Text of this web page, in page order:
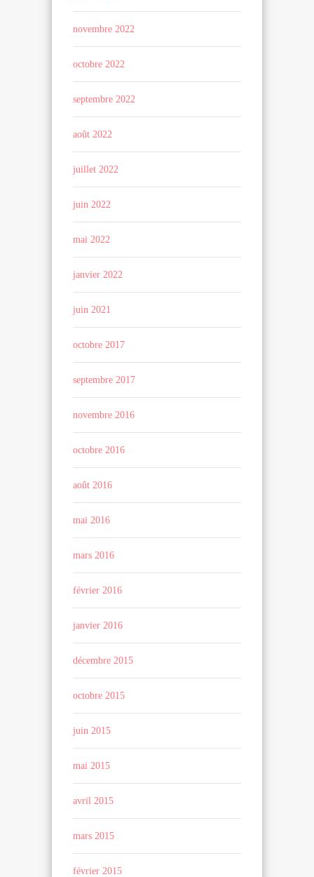
novembre 2022
octobre 2022
septembre 2022
août 2022
juillet 2022
juin 2022
mai 2022
janvier 2022
juin 2021
octobre 2017
septembre 2017
novembre 2016
octobre 2016
août 2016
mai 2016
mars 2016
février 2016
janvier 2016
décembre 2015
octobre 2015
juin 2015
mai 2015
avril 2015
mars 2015
février 2015